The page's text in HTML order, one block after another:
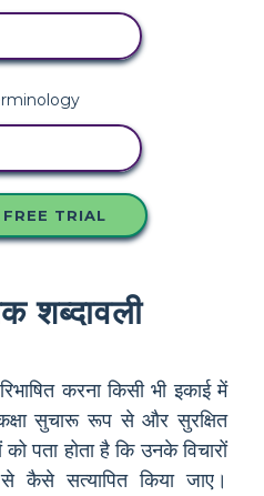
को कॉपी करें
को कॉपी करें
TRIAL
शब्दावली
करना किसी भी इकाई में
सुचारू रूप से और सुरक्षित
पता होता है कि उनके विचारों
सत्यापित किया जाए।